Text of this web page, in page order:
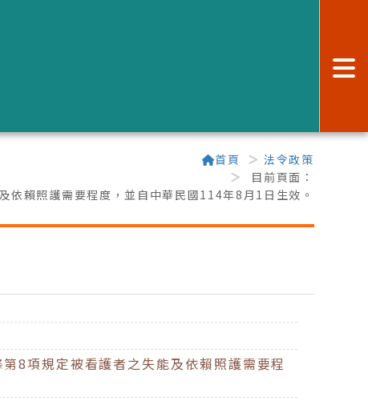
首頁
法令政策
目前頁面：
依賴照護需要程度，並自中華民國114年8月1日生效。
8項規定被看護者之失能及依賴照護需要程